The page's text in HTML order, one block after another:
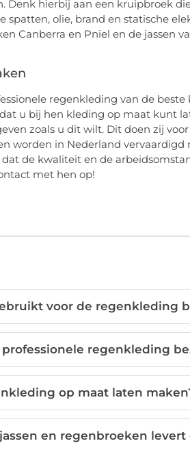
hierbij aan een kruipbroek
olie, brand en statische
Canberra en Pniel en de jassen
regenkleding van de
u bij hen kleding op maat kunt
zoals u dit wilt. Dit doen zij
worden in Nederland vervaardigd
de kwaliteit en de
met hen op!
voor de regenkleding
regenkleding
op maat laten
en regenbroeken